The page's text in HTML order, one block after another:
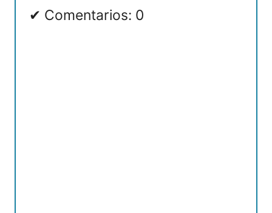
Comentarios: 0